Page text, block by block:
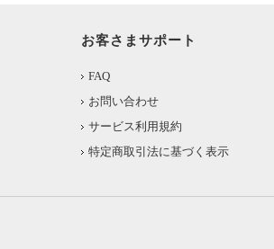
お客さまサポート
FAQ
お問い合わせ
サービス利用規約
特定商取引法に基づく表示